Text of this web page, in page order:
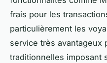
frais pour les
particulièrement les
service très avantageux
traditionnelles imposant